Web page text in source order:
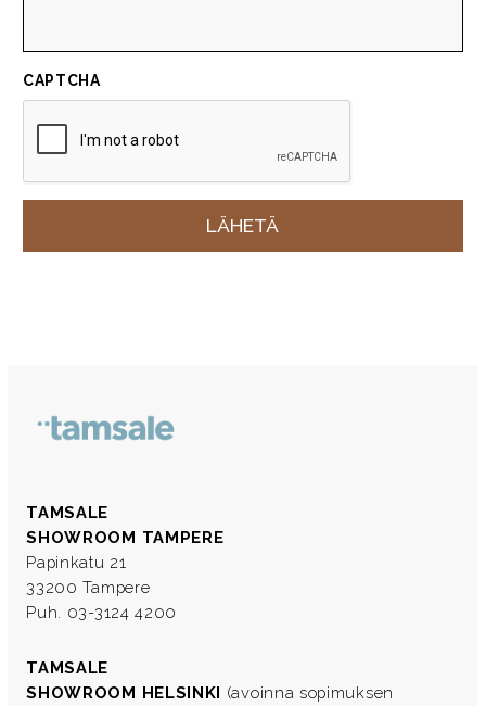
CAPTCHA
TAMSALE
SHOWROOM TAMPERE
Papinkatu 21
33200 Tampere
Puh. 03-3124 4200
TAMSALE
SHOWROOM HELSINKI (avoinna sopimuksen